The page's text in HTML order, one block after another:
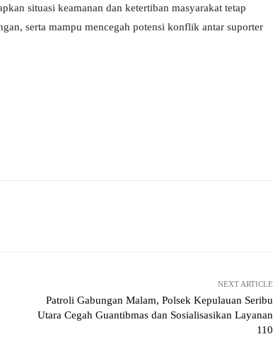
situasi keamanan dan ketertiban masyarakat tetap
serta mampu mencegah potensi konflik antar suporter
NEXT ARTICLE
Patroli Gabungan Malam, Polsek Kepulauan Seribu
Utara Cegah Guantibmas dan Sosialisasikan Layanan
110